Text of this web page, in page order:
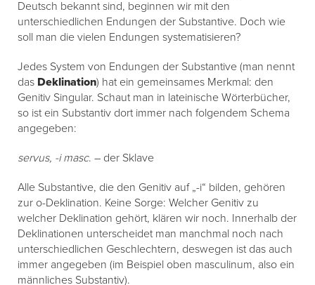
Deutsch bekannt sind, beginnen wir mit den
unterschiedlichen Endungen der Substantive. Doch wie
soll man die vielen Endungen systematisieren?
Jedes System von Endungen der Substantive (man nennt
das Deklination) hat ein gemeinsames Merkmal: den
Genitiv Singular. Schaut man in lateinische Wörterbücher,
so ist ein Substantiv dort immer nach folgendem Schema
angegeben:
servus, -i masc. – der Sklave
Alle Substantive, die den Genitiv auf „-i“ bilden, gehören
zur o-Deklination. Keine Sorge: Welcher Genitiv zu
welcher Deklination gehört, klären wir noch. Innerhalb der
Deklinationen unterscheidet man manchmal noch nach
unterschiedlichen Geschlechtern, deswegen ist das auch
immer angegeben (im Beispiel oben masculinum, also ein
männliches Substantiv).